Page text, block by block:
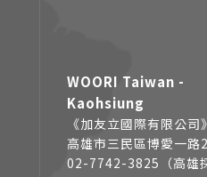
WOORI Taiwan -
Kaohsiung
《加友立國際有限公司》
高雄市三民區博愛一路
02-7742-3825（高雄